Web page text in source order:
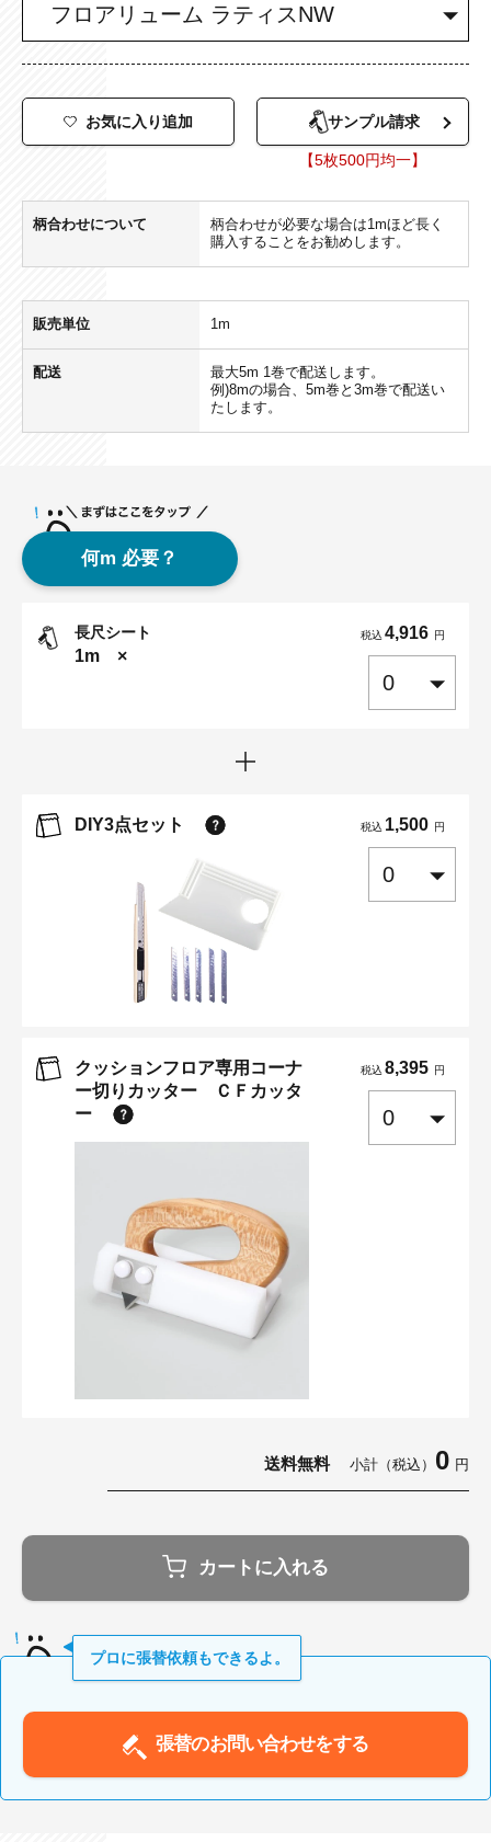
お気に入り追加 サンプル請求
【5枚500円均一】
柄合わせについて
柄合わせが必要な場合は1mほど長く
購入することをお勧めします。
販売単位 1m
配送
最大5m 1巻で配送します。
例)8mの場合、5m巻と3m巻で配送い
たします。
何m 必要？
長尺シート
1m ×
税込 4,916 円
DIY3点セット 税込 1,500 円
クッションフロア専用コーナ
ー切りカッター ＣＦカッタ
ー
税込 8,395 円
送料無料 小計（税込） 0 円
カートに入れる
プロに張替依頼もできるよ。
張替のお問い合わせをする